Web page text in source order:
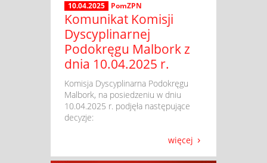
10.04.2025 PomZPN
Komunikat Komisji
Dyscyplinarnej
Podokręgu Malbork z
dnia 10.04.2025 r.
​ Komisja Dyscyplinarna Podokręgu
Malbork, na posiedzeniu w dniu
10.04.2025 r. podjęła następujące
decyzje:
więcej